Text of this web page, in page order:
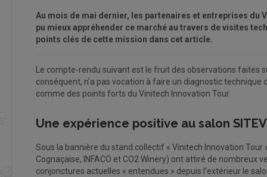
Au mois de mai dernier, les partenaires et entreprises du
pu mieux appréhender ce marché au travers de visites
points clés de cette mission dans cet article.
Le compte-rendu suivant est le fruit des observations faites
conséquent, n’a pas vocation à faire un diagnostic
comme des points forts du Vinitech Innovation Tour.
Une expérience positive au salon
Sous la bannière du stand collectif « Vinitech Innovation
Cognaçaise, INFACO et CO2 Winery) ont attiré de nombreux
conjonctures actuelles « entendues » depuis l’extérieur le